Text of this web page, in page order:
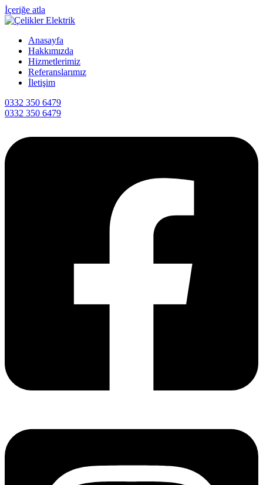
İçeriğe atla
Anasayfa
Hakkımızda
Hizmetlerimiz
Referanslarımız
İletişim
0332 350 6479
0332 350 6479